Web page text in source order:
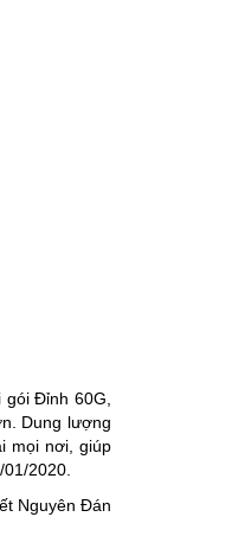
Đỉnh 60G,
Dung lượng
mọi nơi, giúp
2020.
Nguyên Đán